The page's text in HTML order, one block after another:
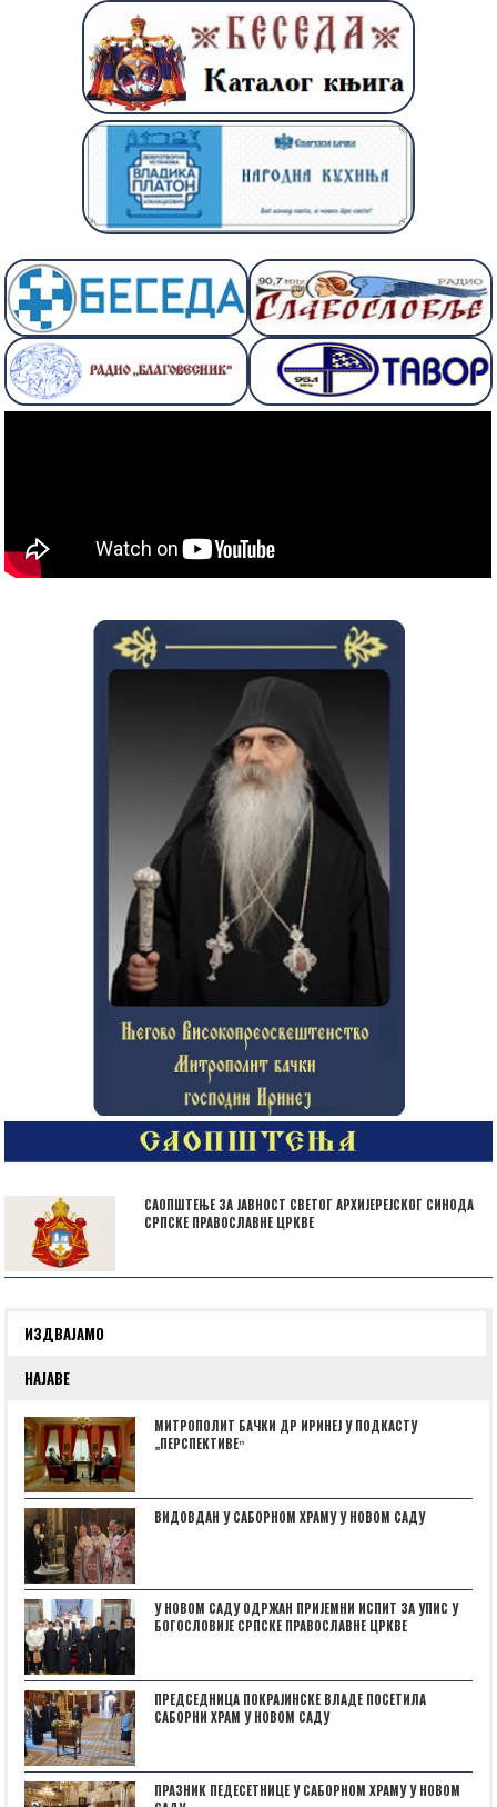
САОПШТЕЊЕ ЗА ЈАВНОСТ СВЕТОГ АРХИЈЕРЕЈСКОГ СИНОДА
СРПСКЕ ПРАВОСЛАВНЕ ЦРКВЕ
ИЗДВАЈАМО
НАЈАВЕ
МИТРОПОЛИТ БАЧКИ ДР ИРИНЕЈ У ПОДКАСТУ
„ПЕРСПЕКТИВЕˮ
ВИДОВДАН У САБОРНОМ ХРАМУ У НОВОМ САДУ
У НОВОМ САДУ ОДРЖАН ПРИЈЕМНИ ИСПИТ ЗА УПИС У
БОГОСЛОВИЈЕ СРПСКЕ ПРАВОСЛАВНЕ ЦРКВЕ
ПРЕДСЕДНИЦА ПОКРАЈИНСКЕ ВЛАДЕ ПОСЕТИЛА
САБОРНИ ХРАМ У НОВОМ САДУ
ПРАЗНИК ПЕДЕСЕТНИЦЕ У САБОРНОМ ХРАМУ У НОВОМ